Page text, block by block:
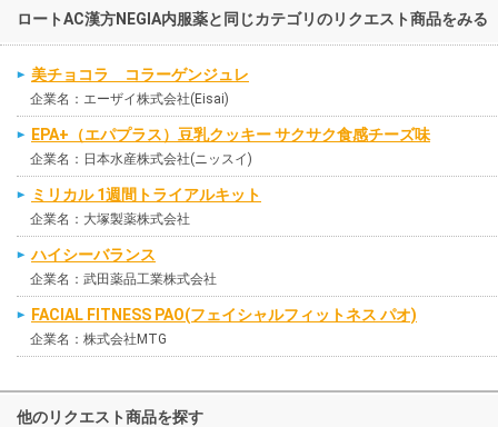
ロートAC漢方NEGIA内服薬と同じカテゴリのリクエスト商品をみる
美チョコラ コラーゲンジュレ
企業名：エーザイ株式会社(Eisai)
EPA+（エパプラス）豆乳クッキー サクサク食感チーズ味
企業名：日本水産株式会社(ニッスイ)
ミリカル 1週間トライアルキット
企業名：大塚製薬株式会社
ハイシーバランス
企業名：武田薬品工業株式会社
FACIAL FITNESS PAO(フェイシャルフィットネス パオ)
企業名：株式会社MTG
他のリクエスト商品を探す